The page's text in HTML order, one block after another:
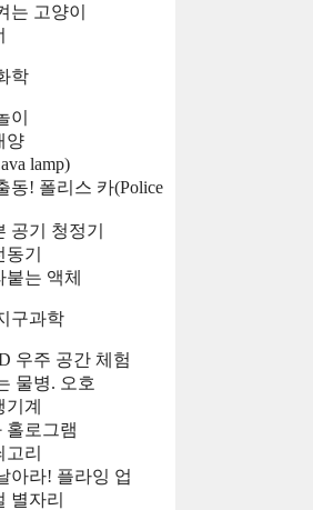
는 고양이
학
이
양
lamp)
동! 폴리스 카(Police
공기 청정기
기
는 액체
구과학
우주 공간 체험
물병. 오호
계
홀로그램
리
아라! 플라잉 업
별자리